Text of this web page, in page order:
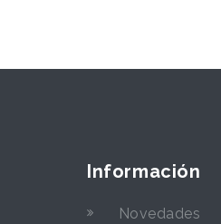
Información
Novedades